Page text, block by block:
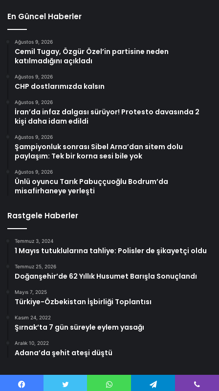
En Güncel Haberler
Ağustos 9, 2026
Cemil Tugay, Özgür Özel’in partisine neden
katılmadığını açıkladı
Ağustos 9, 2026
CHP dostlarımızda kalsın
Ağustos 9, 2026
İran’da infaz dalgası sürüyor! Protesto davasında 2
kişi daha idam edildi
Ağustos 9, 2026
Şampiyonluk sonrası Sibel Arna’dan sitem dolu
paylaşım: Tek bir korna sesi bile yok
Ağustos 9, 2026
Ünlü oyuncu Tarık Pabuççuoğlu Bodrum’da
misafirhaneye yerleşti
Rastgele Haberler
Temmuz 3, 2024
1 Mayıs tutuklularına tahliye: Polisler de şikayetçi oldu
Temmuz 25, 2026
Doğanşehir’de 62 Yıllık Husumet Barışla Sonuçlandı
Mayıs 7, 2025
Türkiye-Özbekistan İşbirliği Toplantısı
Kasım 24, 2022
Şırnak’ta 7 gün süreyle eylem yasağı
Aralık 10, 2022
Adana’da şehit ateşi düştü